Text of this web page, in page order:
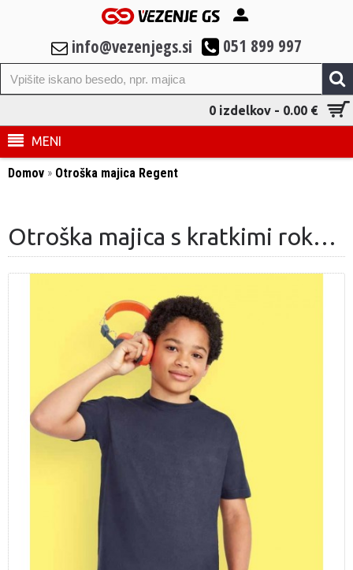
info@vezenjegs.si 051 899 997
0 izdelkov - 0.00 €
MENI
Domov » Otroška majica Regent
Otroška majica s kratkimi rokavi Sol's Regent